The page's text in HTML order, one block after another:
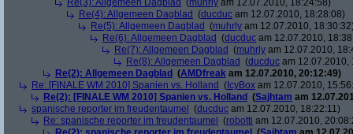
Re(3): Allgemeen Dagblad (muhrly am 12.07.2010, 18:24:58)
Re(4): Allgemeen Dagblad (ducduc am 12.07.2010, 18:28:08)
Re(5): Allgemeen Dagblad (muhrly am 12.07.2010,
Re(6): Allgemeen Dagblad (ducduc am 12.07.2010,
Re(7): Allgemeen Dagblad (muhrly am 12.07.2010,
Re(8): Allgemeen Dagblad (ducduc am 12.07.2010,
Re(2): Allgemeen Dagblad (AMDfreak am 12.07.2010, 20:12:49)
Re: [FINALE WM 2010] Spanien vs. Holland ( IcyBox am 12.07.2010,
Re(2): [FINALE WM 2010] Spanien vs. Holland (Sajhtam am
spanische reporter im freudentaumel
(ducduc am 12.07.2010, 18:22:11)
Re: spanische reporter im freudentaumel
(robotti am 12.07.2010,